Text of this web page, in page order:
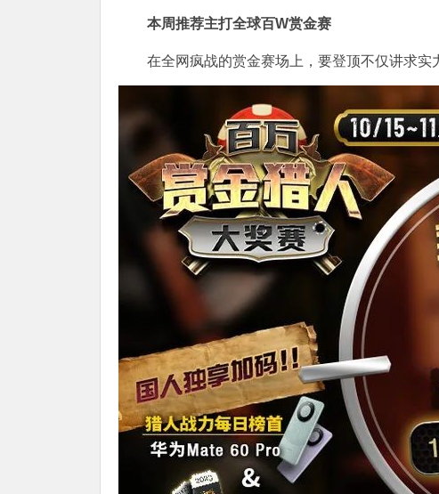
本周推荐主打全球百W赏金赛
在全网疯战的赏金赛场上，要登顶不仅讲求实